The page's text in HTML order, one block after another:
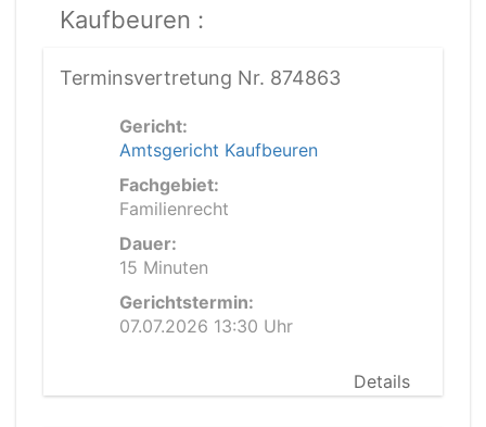
Kaufbeuren :
Terminsvertretung Nr. 874863
Gericht:
Amtsgericht Kaufbeuren
Fachgebiet:
Familienrecht
Dauer:
15 Minuten
Gerichtstermin:
07.07.2026 13:30 Uhr
Details